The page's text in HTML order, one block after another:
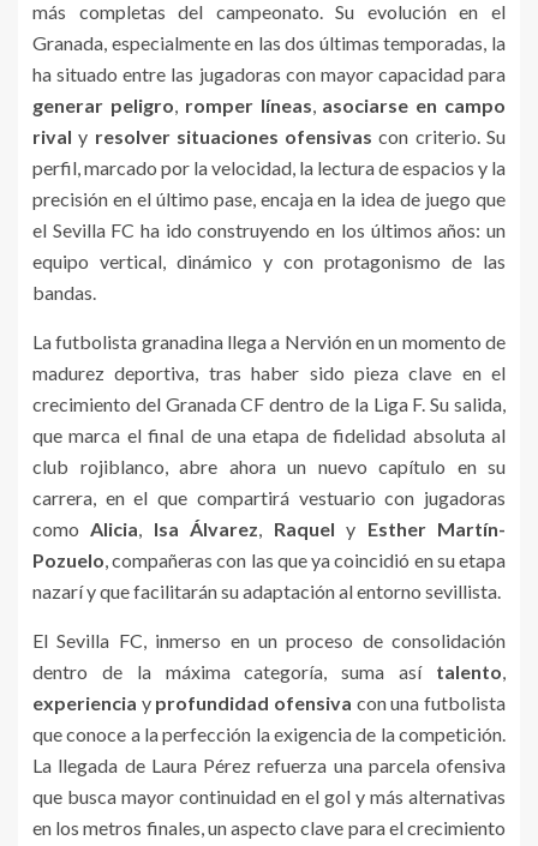
más completas del campeonato. Su evolución en el
Granada, especialmente en las dos últimas temporadas, la
ha situado entre las jugadoras con mayor capacidad para
generar peligro, romper líneas, asociarse en campo
rival y resolver situaciones ofensivas con criterio. Su
perfil, marcado por la velocidad, la lectura de espacios y la
precisión en el último pase, encaja en la idea de juego que
el Sevilla FC ha ido construyendo en los últimos años: un
equipo vertical, dinámico y con protagonismo de las
bandas.
La futbolista granadina llega a Nervión en un momento de
madurez deportiva, tras haber sido pieza clave en el
crecimiento del Granada CF dentro de la Liga F. Su salida,
que marca el final de una etapa de fidelidad absoluta al
club rojiblanco, abre ahora un nuevo capítulo en su
carrera, en el que compartirá vestuario con jugadoras
comoAlicia, Isa Álvarez, Raquel y Esther Martín-
Pozuelo, compañeras con las que ya coincidió en su etapa
nazarí y que facilitarán su adaptación al entorno sevillista.
El Sevilla FC, inmerso en un proceso de consolidación
dentro de la máxima categoría, suma así talento,
experiencia y profundidad ofensiva con una futbolista
que conoce a la perfección la exigencia de la competición.
La llegada de Laura Pérez refuerza una parcela ofensiva
que busca mayor continuidad en el gol y más alternativas
en los metros finales, un aspecto clave para el crecimiento